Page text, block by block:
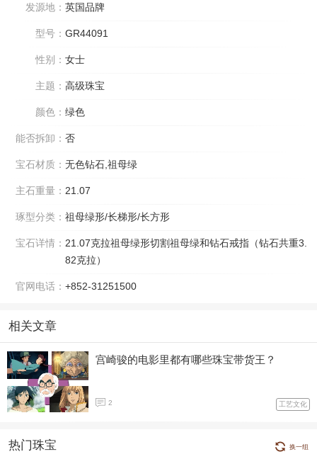
发源地： 英国品牌
型号： GR44091
性别： 女士
主题： 高级珠宝
颜色： 绿色
能否拆卸： 否
宝石材质： 无色钻石,祖母绿
主石重量： 21.07
琢型分类： 祖母绿形/长梯形/长方形
宝石详情： 21.07克拉祖母绿形切割祖母绿和钻石戒指（钻石共重3.
82克拉）
官网电话： +852-31251500
相关文章
宫崎骏的电影里都有哪些珠宝带货王？
2 工艺文化
热门珠宝 换一组